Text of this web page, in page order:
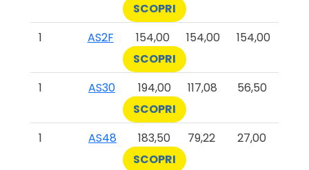
SCOPRI
1
AS2F 154,00 154,00
154,00
SCOPRI
1
AS30 194,00 117,08
56,50
SCOPRI
1
AS48 183,50 79,22
27,00
SCOPRI